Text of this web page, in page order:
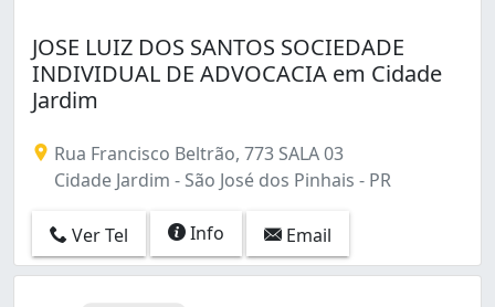
JOSE LUIZ DOS SANTOS SOCIEDADE
INDIVIDUAL DE ADVOCACIA em Cidade
Jardim
Rua Francisco Beltrão, 773 SALA 03
Cidade Jardim - São José dos Pinhais - PR
Ver Tel Info Email